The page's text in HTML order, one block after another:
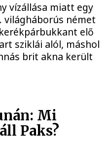
vízállása miatt egy
világháborús német
elő
sziklái alól, máshol
brit akna került
Mi
Paks?